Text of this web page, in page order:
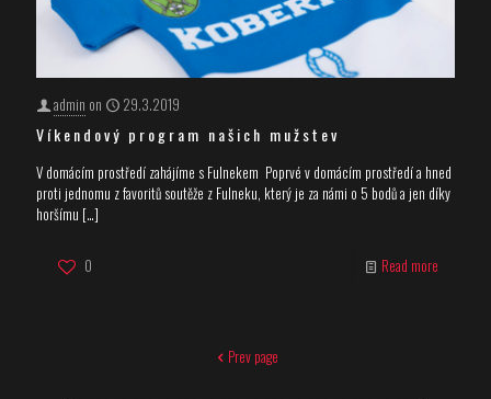
admin on 29.3.2019
Víkendový program našich mužstev
V domácím prostředí zahájíme s Fulnekem Poprvé v domácím prostředí a hned
proti jednomu z favoritů soutěže z Fulneku, který je za námi o 5 bodů a jen díky
horšímu […]
0 Read more
Prev page